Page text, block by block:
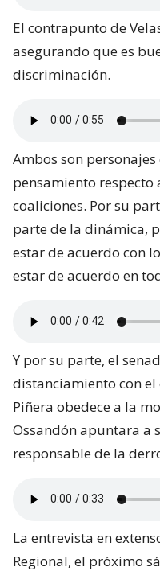
El contrapunto de
asegurando que es
discriminación.
Ambos son
pensamiento
coaliciones. Por su
parte de la dinámica,
estar de acuerdo con
estar de acuerdo en
Y por su parte, el
distanciamiento con el
Piñera obedece a la
Ossandón apuntara a
responsable de la
La entrevista en
Regional, el próximo